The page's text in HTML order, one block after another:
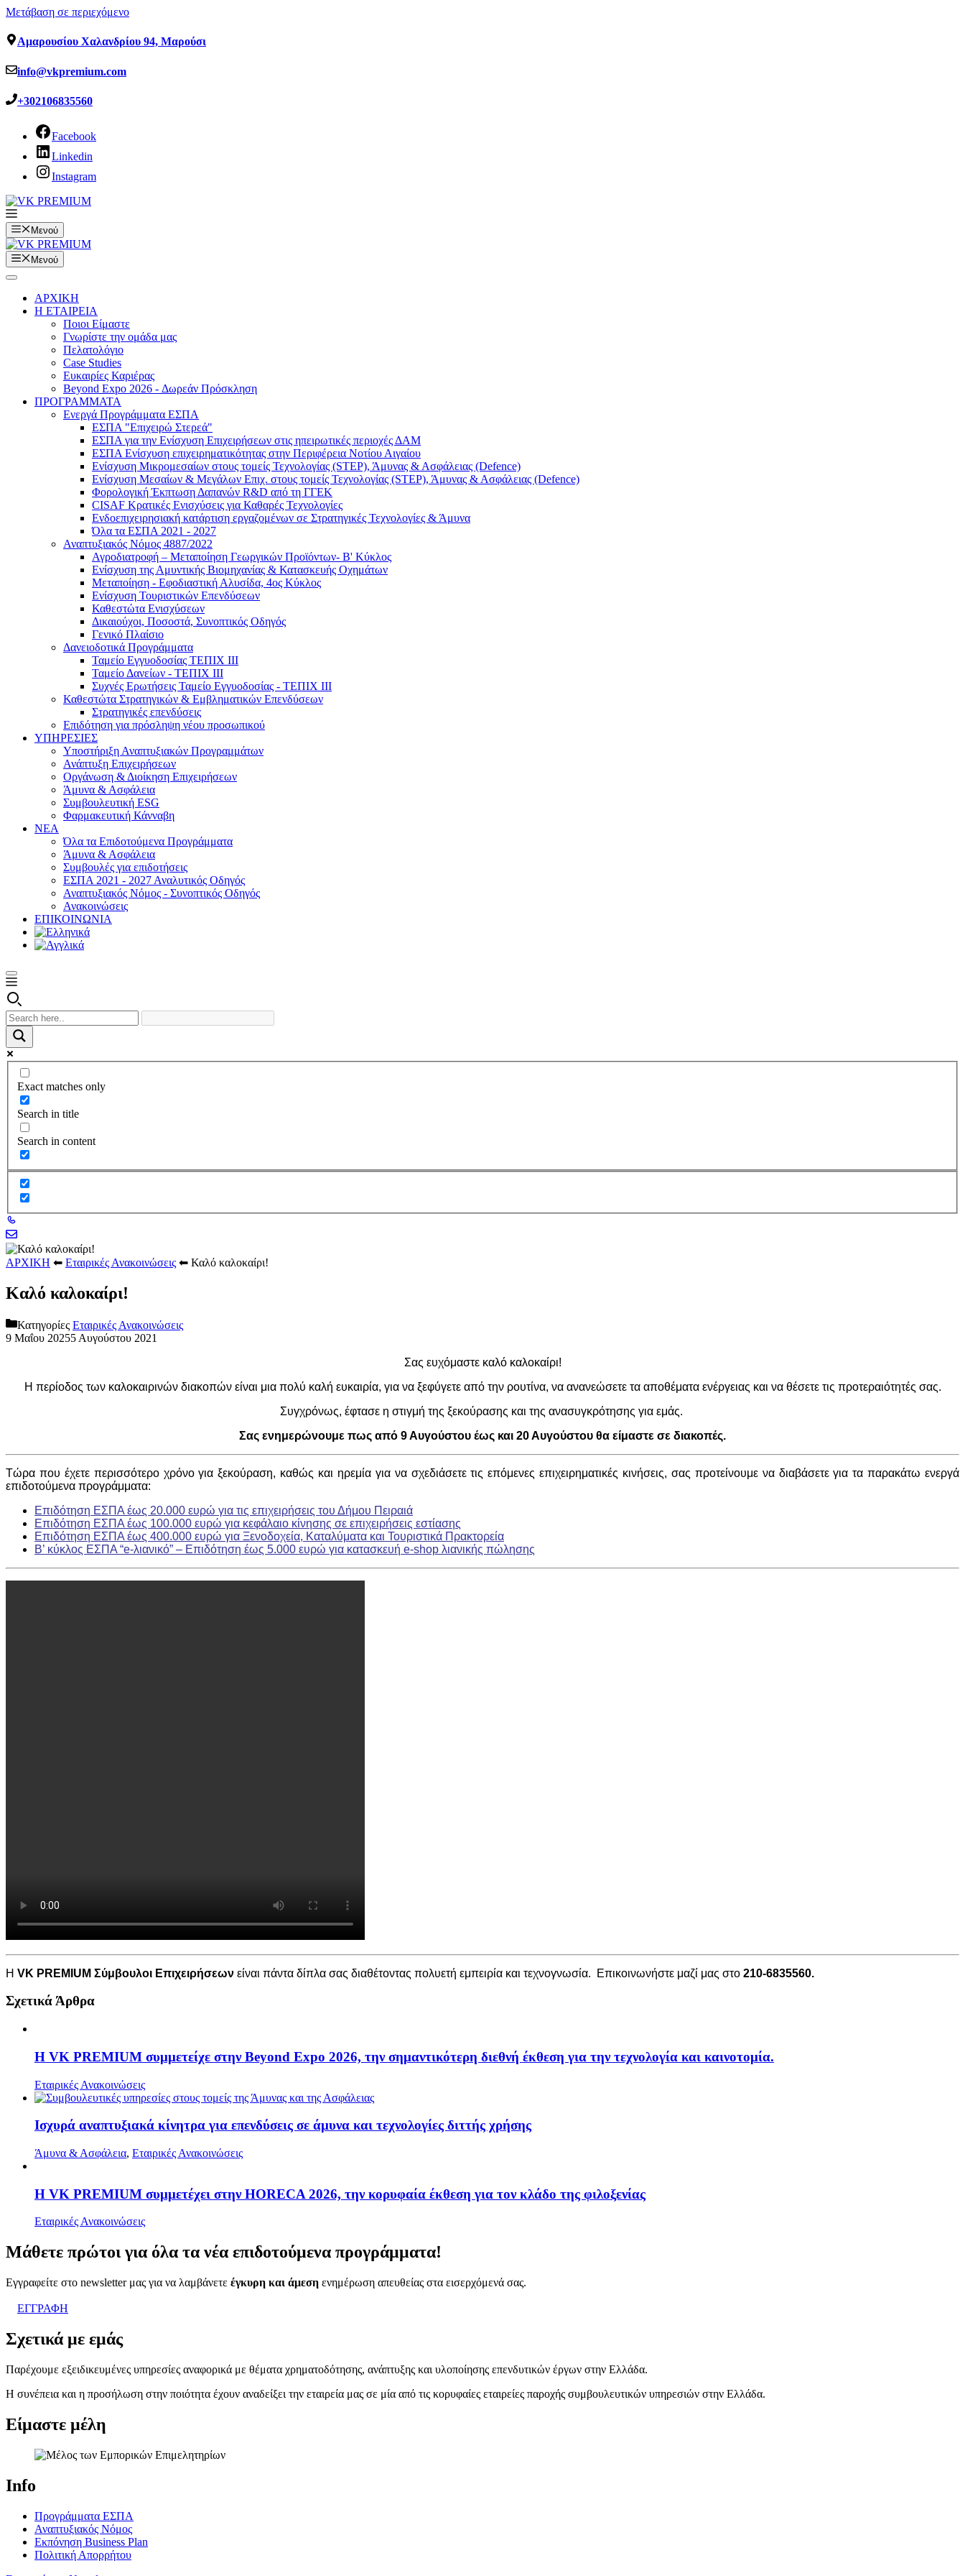
Μετάβαση σε περιεχόμενο
Αμαρουσίου Χαλανδρίου 94, Μαρούσι
info@vkpremium.com
+302106835560
Facebook
Linkedin
Instagram
Μενού
Μενού
ΑΡΧΙΚΗ
Η ΕΤΑΙΡΕΙΑ
Ποιοι Είμαστε
Γνωρίστε την ομάδα μας
Πελατολόγιο
Case Studies
Ευκαιρίες Καριέρας
Beyond Expo 2026 - Δωρεάν Πρόσκληση
ΠΡΟΓΡΑΜΜΑΤΑ
Ενεργά Προγράμματα ΕΣΠΑ
ΕΣΠΑ "Επιχειρώ Στερεά"
ΕΣΠΑ για την Ενίσχυση Επιχειρήσεων στις ηπειρωτικές περιοχές ΔΑΜ
ΕΣΠΑ Ενίσχυση επιχειρηματικότητας στην Περιφέρεια Νοτίου Αιγαίου
Ενίσχυση Μικρομεσαίων στους τομείς Τεχνολογίας (STEP), Άμυνας & Ασφάλειας (Defence)
Ενίσχυση Μεσαίων & Μεγάλων Επιχ. στους τομείς Τεχνολογίας (STEP), Άμυνας & Ασφάλειας (Defence)
Φορολογική Έκπτωση Δαπανών R&D από τη ΓΓΕΚ
CISAF Κρατικές Ενισχύσεις για Καθαρές Τεχνολογίες
Ενδοεπιχειρησιακή κατάρτιση εργαζομένων σε Στρατηγικές Τεχνολογίες & Άμυνα
Όλα τα ΕΣΠΑ 2021 - 2027
Αναπτυξιακός Νόμος 4887/2022
Αγροδιατροφή – Μεταποίηση Γεωργικών Προϊόντων- Β' Κύκλος
Eνίσχυση της Αμυντικής Βιομηχανίας & Κατασκευής Οχημάτων
Μεταποίηση - Εφοδιαστική Αλυσίδα, 4ος Κύκλος
Ενίσχυση Τουριστικών Επενδύσεων
Καθεστώτα Ενισχύσεων
Δικαιούχοι, Ποσοστά, Συνοπτικός Οδηγός
Γενικό Πλαίσιο
Δανειοδοτικά Προγράμματα
Ταμείο Εγγυοδοσίας ΤΕΠΙΧ ΙΙΙ
Ταμείο Δανείων - ΤΕΠΙΧ ΙΙΙ
Συχνές Ερωτήσεις Ταμείο Εγγυοδοσίας - ΤΕΠΙΧ ΙΙΙ
Καθεστώτα Στρατηγικών & Εμβληματικών Επενδύσεων
Στρατηγικές επενδύσεις
Επιδότηση για πρόσληψη νέου προσωπικού
ΥΠΗΡΕΣΙΕΣ
Υποστήριξη Αναπτυξιακών Προγραμμάτων
Ανάπτυξη Επιχειρήσεων
Οργάνωση & Διοίκηση Επιχειρήσεων
Άμυνα & Ασφάλεια
Συμβουλευτική ESG
Φαρμακευτική Κάνναβη
ΝΕΑ
Όλα τα Επιδοτούμενα Προγράμματα
Άμυνα & Ασφάλεια
Συμβουλές για επιδοτήσεις
ΕΣΠΑ 2021 - 2027 Αναλυτικός Οδηγός
Αναπτυξιακός Νόμος - Συνοπτικός Οδηγός
Ανακοινώσεις
ΕΠΙΚΟΙΝΩΝΙΑ
Exact matches only
Search in title
Search in content
ΑΡΧΙΚΗ ⬅ Εταιρικές Ανακοινώσεις ⬅ Καλό καλοκαίρι!
Καλό καλοκαίρι!
Κατηγορίες Εταιρικές Ανακοινώσεις
9 Μαΐου 20255 Αυγούστου 2021
Σας ευχόμαστε καλό καλοκαίρι!
Η περίοδος των καλοκαιρινών διακοπών είναι μια πολύ καλή ευκαιρία, για να ξεφύγετε από την ρουτίνα, να ανανεώσετε τα αποθέματα ενέργειας και να θέσετε τις προτεραιότητές σας.
Συγχρόνως, έφτασε η στιγμή της ξεκούρασης και της ανασυγκρότησης για εμάς.
Σας ενημερώνουμε πως από 9 Αυγούστου έως και 20 Αυγούστου θα είμαστε σε διακοπές.
Τώρα που έχετε περισσότερο χρόνο για ξεκούραση, καθώς και ηρεμία για να σχεδιάσετε τις επόμενες επιχειρηματικές κινήσεις, σας προτείνουμε να διαβάσετε για τα παρακάτω ενεργά
επιδοτούμενα προγράμματα:
Επιδότηση ΕΣΠΑ έως 20.000 ευρώ για τις επιχειρήσεις του Δήμου Πειραιά
Επιδότηση ΕΣΠΑ έως 100.000 ευρώ για κεφάλαιο κίνησης σε επιχειρήσεις εστίασης
Επιδότηση ΕΣΠΑ έως 400.000 ευρώ για Ξενοδοχεία, Καταλύματα και Τουριστικά Πρακτορεία
Β’ κύκλος ΕΣΠΑ “e-λιανικό” – Επιδότηση έως 5.000 ευρώ για κατασκευή e-shop λιανικής πώλησης
Η VK PREMIUM Σύμβουλοι Επιχειρήσεων είναι πάντα δίπλα σας διαθέτοντας πολυετή εμπειρία και τεχνογνωσία. Επικοινωνήστε μαζί μας στο 210-6835560.
Σχετικά Άρθρα
H VK PREMIUM συμμετείχε στην Beyond Expo 2026, την σημαντικότερη διεθνή έκθεση για την τεχνολογία και καινοτομία.
Εταιρικές Ανακοινώσεις
Ισχυρά αναπτυξιακά κίνητρα για επενδύσεις σε άμυνα και τεχνολογίες διττής χρήσης
Άμυνα & Ασφάλεια, Εταιρικές Ανακοινώσεις
H VK PREMIUM συμμετέχει στην HORECA 2026, την κορυφαία έκθεση για τον κλάδο της φιλοξενίας
Εταιρικές Ανακοινώσεις
Μάθετε πρώτοιγια όλα τα νέα επιδοτούμενα προγράμματα!
Εγγραφείτε στο newsletter μας για να λαμβάνετε έγκυρη και άμεση ενημέρωση απευθείας στα εισερχόμενά σας.
ΕΓΓΡΑΦΗ
Σχετικά με εμάς
Παρέχουμε εξειδικευμένες υπηρεσίες αναφορικά με θέματα χρηματοδότησης, ανάπτυξης και υλοποίησης επενδυτικών έργων στην Ελλάδα.
Η συνέπεια και η προσήλωση στην ποιότητα έχουν αναδείξει την εταιρεία μας σε μία από τις κορυφαίες εταιρείες παροχής συμβουλευτικών υπηρεσιών στην Ελλάδα.
Είμαστε μέλη
Info
Προγράμματα ΕΣΠΑ
Αναπτυξιακός Νόμος
Εκπόνηση Business Plan
Πολιτική Απορρήτου